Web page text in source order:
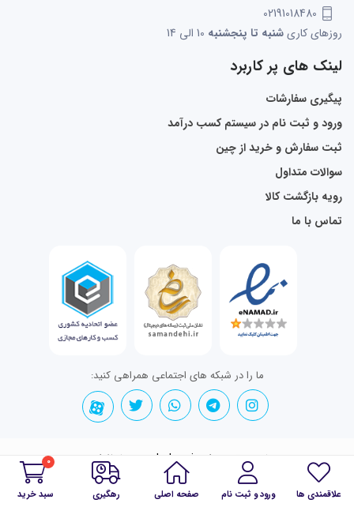
0
سبد خرید رهگیری صفحه اصلی ورود و ثبت نام علاقمندی ها
02191018480
روزهای کاریشنبه تا پنجشنبه
لینک های پر کاربرد
پیگیری سفارشات
ورود و ثبت نام در سیستم کسب درآمد
ثبت سفارش و خرید از چین
سوالات متداول
رویه بازگشت کالا
تماس با ما
ما را در شبکه های اجتماعی همراهی کنید:
تمامی حقوق برای mahshop.ir محفوظ است.